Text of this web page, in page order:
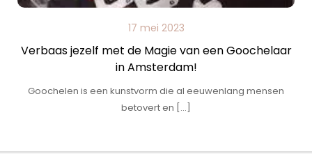
17 mei 2023
Verbaas jezelf met de Magie van een Goochelaar
in Amsterdam!
Goochelen is een kunstvorm die al eeuwenlang mensen
betovert en […]